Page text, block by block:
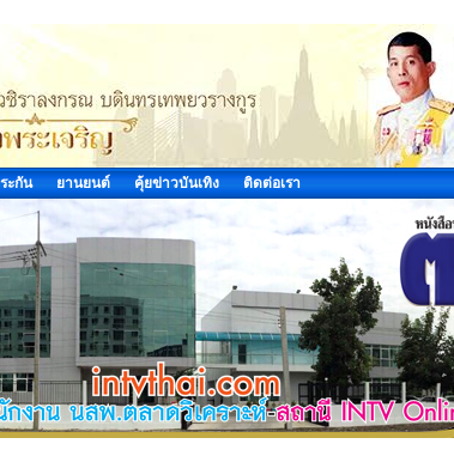
ะกัน ยานยนต์ คุ้ยข่าวบันเทิง ติดต่อเรา